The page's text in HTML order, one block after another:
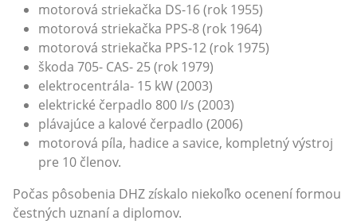
motorová striekačka DS-16 (rok 1955)
motorová striekačka PPS-8 (rok 1964)
motorová striekačka PPS-12 (rok 1975)
škoda 705- CAS- 25 (rok 1979)
elektrocentrála- 15 kW (2003)
elektrické čerpadlo 800 I/s (2003)
plávajúce a kalové čerpadlo (2006)
motorová píla, hadice a savice, kompletný výstroj
pre 10 členov.
Počas pôsobenia DHZ získalo niekoľko ocenení formou
čestných uznaní a diplomov.